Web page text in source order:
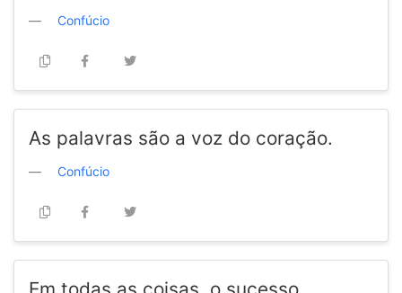
Confúcio
As palavras são a voz do coração.
Confúcio